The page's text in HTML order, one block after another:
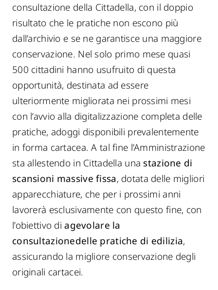
consultazione della Cittadella, con il doppio
risultato che le pratiche non escono più
dall’archivio e se ne garantisce una maggiore
conservazione. Nel solo primo mese quasi
500 cittadini hanno usufruito di questa
opportunità, destinata ad essere
ulteriormente migliorata nei prossimi mesi
con l’avvio alla digitalizzazione completa delle
pratiche, adoggi disponibili prevalentemente
in forma cartacea. A tal fine l’Amministrazione
sta allestendo in Cittadella una stazione di
scansioni massive fissa, dotata delle migliori
apparecchiature, che per i prossimi anni
lavorerà esclusivamente con questo fine, con
l’obiettivo di agevolare la
consultazionedelle pratiche di edilizia,
assicurando la migliore conservazione degli
originali cartacei.